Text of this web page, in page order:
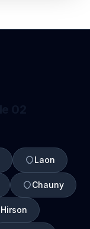
Laon
Chauny
Hirson